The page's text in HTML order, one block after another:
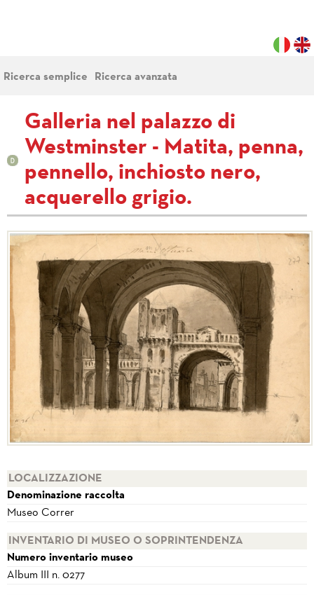
Ricerca semplice Ricerca avanzata
Galleria nel palazzo di
Westminster - Matita, penna,
pennello, inchiosto nero,
acquerello grigio.
LOCALIZZAZIONE
Denominazione raccolta
Museo Correr
INVENTARIO DI MUSEO O SOPRINTENDENZA
Numero inventario museo
Album III n. 0277